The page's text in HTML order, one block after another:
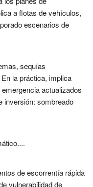
a flotas de vehículos,
escenarios de
sequías
la práctica, implica
actualizados
inversión: sombreado
de escorrentía rápida
vulnerabilidad de